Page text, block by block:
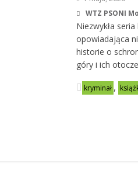
WTZ PSONI
Niezwykła
opowiadająca
historie o
góry i ich
kryminał ,